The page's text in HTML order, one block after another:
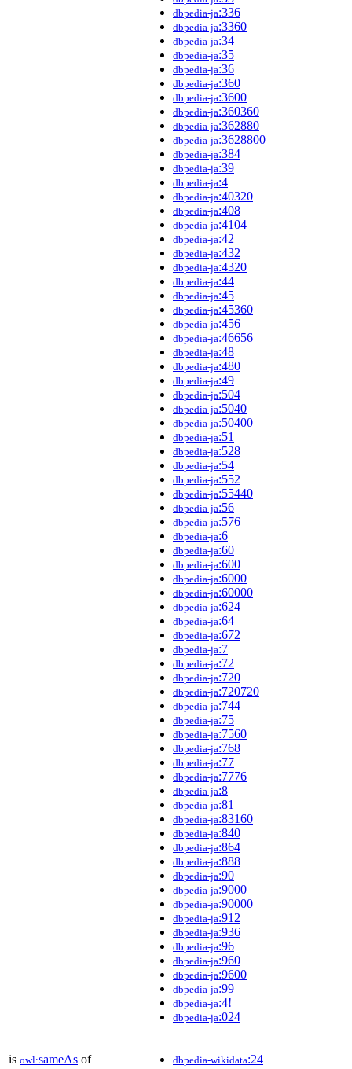
dbpedia-ja:336
dbpedia-ja:3360
dbpedia-ja:34
dbpedia-ja:35
dbpedia-ja:36
dbpedia-ja:360
dbpedia-ja:3600
dbpedia-ja:360360
dbpedia-ja:362880
dbpedia-ja:3628800
dbpedia-ja:384
dbpedia-ja:39
dbpedia-ja:4
dbpedia-ja:40320
dbpedia-ja:408
dbpedia-ja:4104
dbpedia-ja:42
dbpedia-ja:432
dbpedia-ja:4320
dbpedia-ja:44
dbpedia-ja:45
dbpedia-ja:45360
dbpedia-ja:456
dbpedia-ja:46656
dbpedia-ja:48
dbpedia-ja:480
dbpedia-ja:49
dbpedia-ja:504
dbpedia-ja:5040
dbpedia-ja:50400
dbpedia-ja:51
dbpedia-ja:528
dbpedia-ja:54
dbpedia-ja:552
dbpedia-ja:55440
dbpedia-ja:56
dbpedia-ja:576
dbpedia-ja:6
dbpedia-ja:60
dbpedia-ja:600
dbpedia-ja:6000
dbpedia-ja:60000
dbpedia-ja:624
dbpedia-ja:64
dbpedia-ja:672
dbpedia-ja:7
dbpedia-ja:72
dbpedia-ja:720
dbpedia-ja:720720
dbpedia-ja:744
dbpedia-ja:75
dbpedia-ja:7560
dbpedia-ja:768
dbpedia-ja:77
dbpedia-ja:7776
dbpedia-ja:8
dbpedia-ja:81
dbpedia-ja:83160
dbpedia-ja:840
dbpedia-ja:864
dbpedia-ja:888
dbpedia-ja:90
dbpedia-ja:9000
dbpedia-ja:90000
dbpedia-ja:912
dbpedia-ja:936
dbpedia-ja:96
dbpedia-ja:960
dbpedia-ja:9600
dbpedia-ja:99
dbpedia-ja:4!
dbpedia-ja:024
is owl:sameAs of dbpedia-wikidata:24